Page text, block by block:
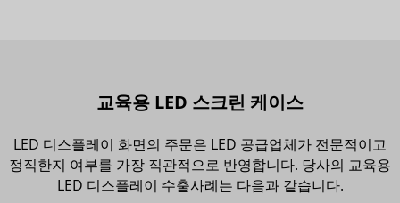
교육용 LED 스크린 케이스
LED 디스플레이 화면의 주문은 LED 공급업체가 전문적이고
정직한지 여부를 가장 직관적으로 반영합니다. 당사의 교육용
LED 디스플레이 수출사례는 다음과 같습니다.